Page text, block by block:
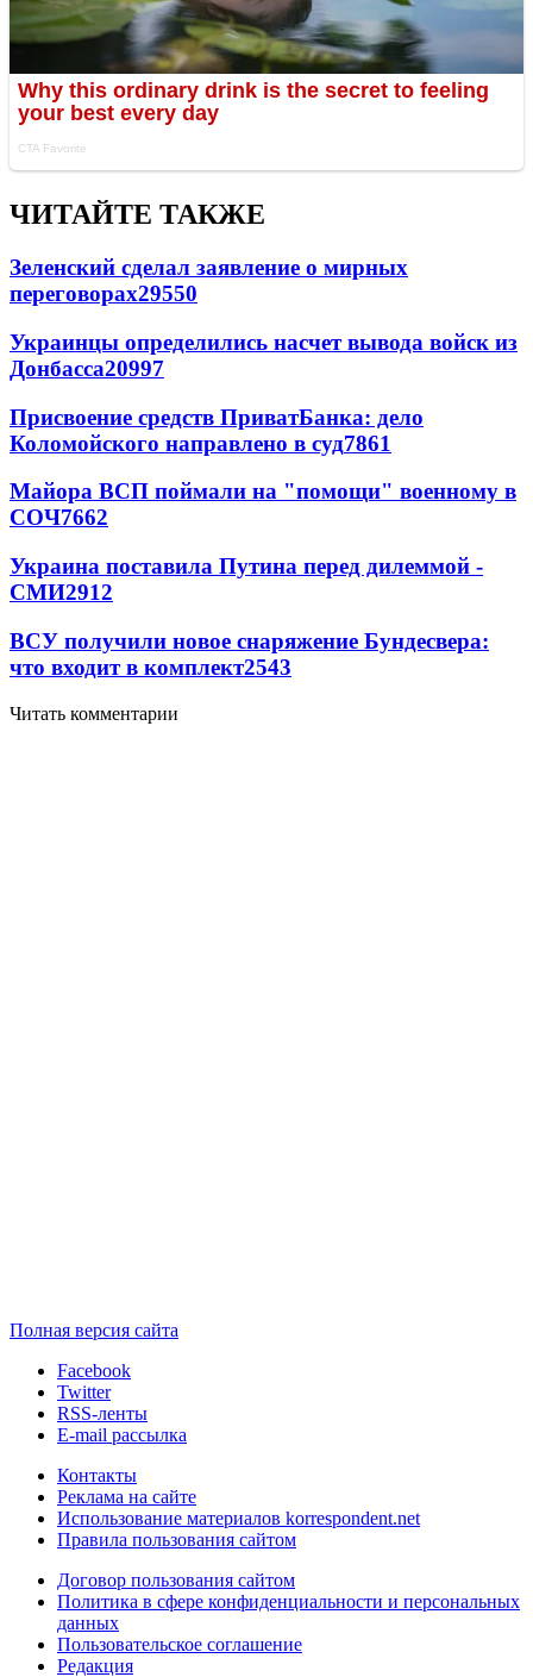
ЧИТАЙТЕ ТАКЖЕ
Зеленский сделал заявление о мирных
переговорах29550
Украинцы определились насчет вывода войск из
Донбасса20997
Присвоение средств ПриватБанка: дело
Коломойского направлено в суд7861
Майора ВСП поймали на "помощи" военному в
СОЧ7662
Украина поставила Путина перед дилеммой -
СМИ2912
ВСУ получили новое снаряжение Бундесвера:
что входит в комплект2543
Читать комментарии
Полная версия сайта
Facebook
Twitter
RSS-ленты
E-mail рассылка
Контакты
Реклама на сайте
Использование материалов korrespondent.net
Правила пользования сайтом
Договор пользования сайтом
Политика в сфере конфиденциальности и персональных
данных
Пользовательское соглашение
Редакция